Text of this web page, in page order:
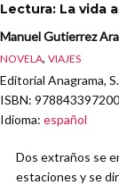
Lectura: La vida
Manuel Gutierrez
NOVELA, VIAJES
Editorial Anagrama,
ISBN:
Idioma: español
Dos extraños se
estaciones y se